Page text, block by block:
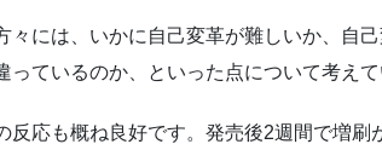
々には、いかに自己変革が難しいか、自
っているのか、といった点について考え
反応も概ね良好です。発売後2週間で増